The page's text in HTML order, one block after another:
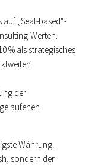
„Seat-based“-
Werten.
% als strategisches
der
Währung.
sondern der